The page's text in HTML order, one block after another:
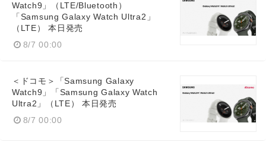
Watch9」（LTE/Bluetooth）
「Samsung Galaxy Watch Ultra2」
（LTE） 本日発売
8/7 00:00
＜ドコモ＞「Samsung Galaxy
Watch9」「Samsung Galaxy Watch
Ultra2」（LTE） 本日発売
8/7 00:00